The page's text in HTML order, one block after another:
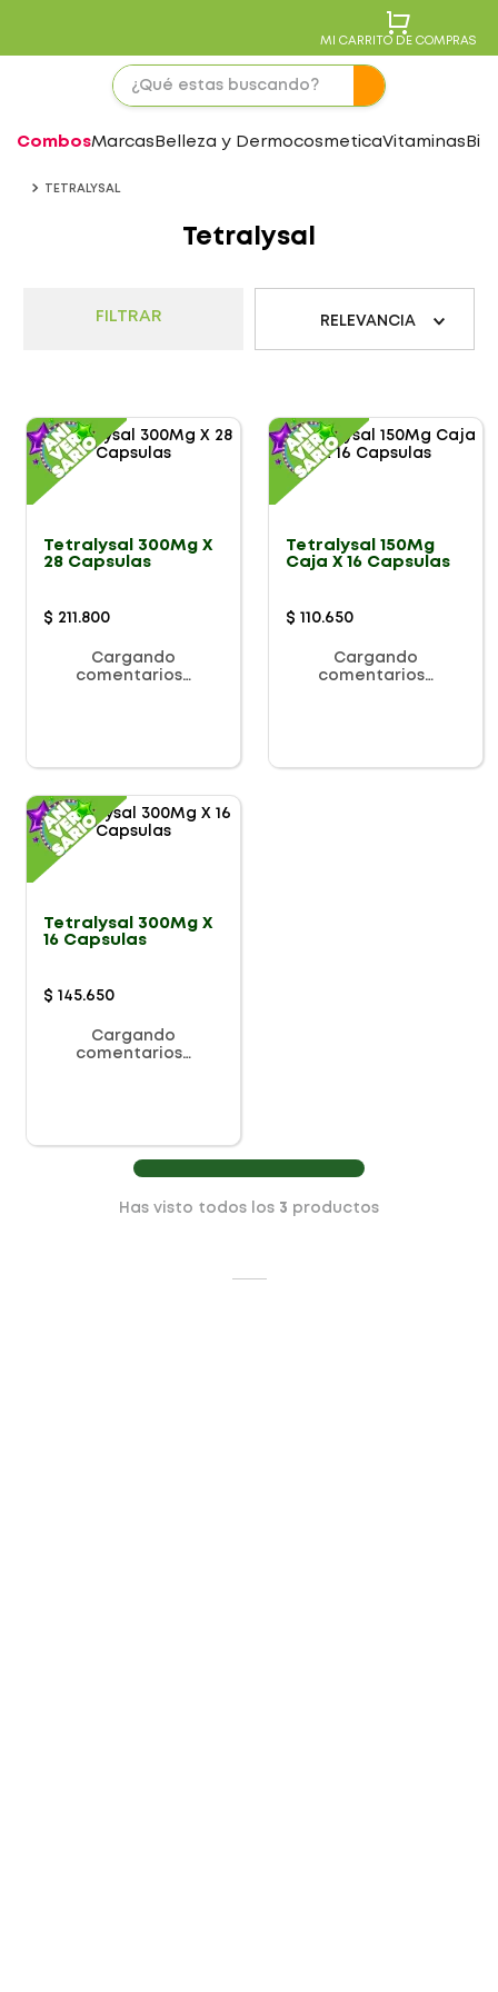
MI CARRITO DE COMPRAS
CombosMarcas Belleza y DermocosmeticaVitaminas
TETRALYSAL
Tetralysal
FILTRAR RELEVANCIA
Tetralysal 300Mg X
28 Capsulas
$ 211 .800
Cargando
comentarios…
Tetralysal 150Mg
Caja X 16 Capsulas
$ 110.650
Cargando
comentarios…
Tetralysal 300Mg X
16 Capsulas
$ 145.650
Cargando
comentarios…
Has visto todos los 3 productos